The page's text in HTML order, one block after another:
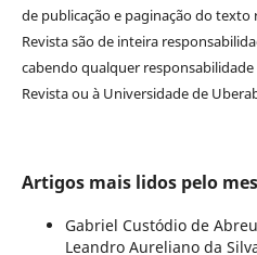
de publicação e paginação do
Revista são de inteira
cabendo qualquer
Revista ou à Universidade de
Artigos mais lidos pelo
Gabriel Custódio de
Leandro Aureliano da